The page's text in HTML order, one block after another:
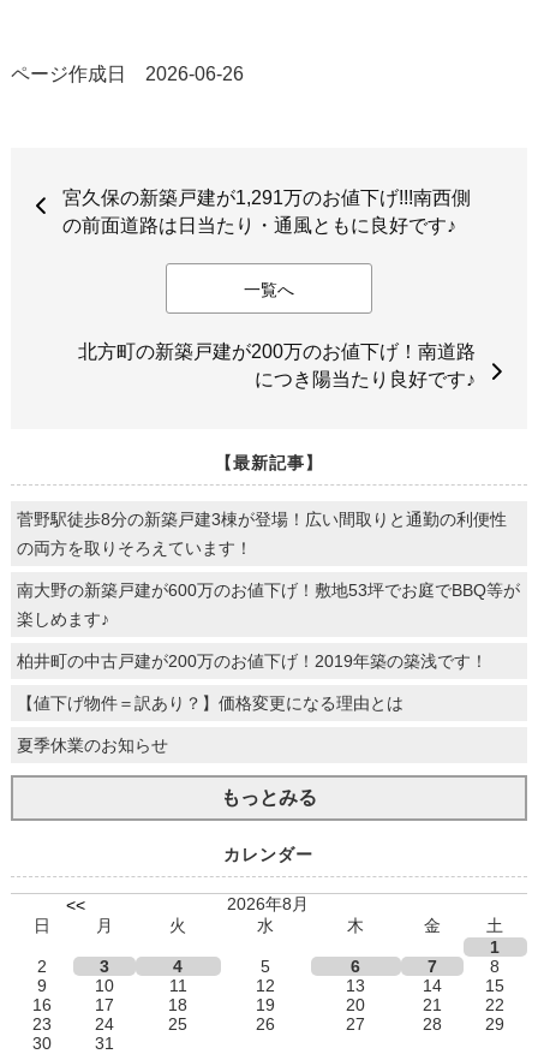
ページ作成日 2026-06-26
宮久保の新築戸建が1,291万のお値下げ!!!南西側
の前面道路は日当たり・通風ともに良好です♪
一覧へ
北方町の新築戸建が200万のお値下げ！南道路
につき陽当たり良好です♪
【最新記事】
菅野駅徒歩8分の新築戸建3棟が登場！広い間取りと通勤の利便性
の両方を取りそろえています！
南大野の新築戸建が600万のお値下げ！敷地53坪でお庭でBBQ等が
楽しめます♪
柏井町の中古戸建が200万のお値下げ！2019年築の築浅です！
【値下げ物件＝訳あり？】価格変更になる理由とは
夏季休業のお知らせ
もっとみる
カレンダー
<<
2026年8月
日
月 火 水 木 金
土
1
2
3 4 5 6 7
8
9
10 11 12 13 14
15
16
17 18 19 20 21
22
23
24 25 26 27 28
29
30
31